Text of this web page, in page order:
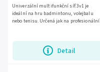
Detail
Univerzální multifunkční síť 3v1 je
ideální na hru badmintonu, volejbalu
nebo tenisu. Určená jak na profesionální